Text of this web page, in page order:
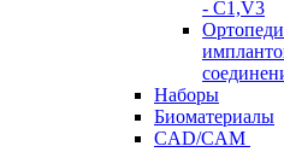
- C1,V3
Наборы
Биоматериалы
CAD/CAM